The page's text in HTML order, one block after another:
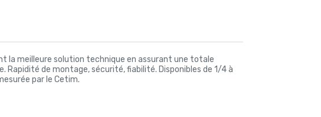
la meilleure solution technique en assurant une totale
de montage, sécurité, fiabilité. Disponibles de 1/4 à
par le Cetim.